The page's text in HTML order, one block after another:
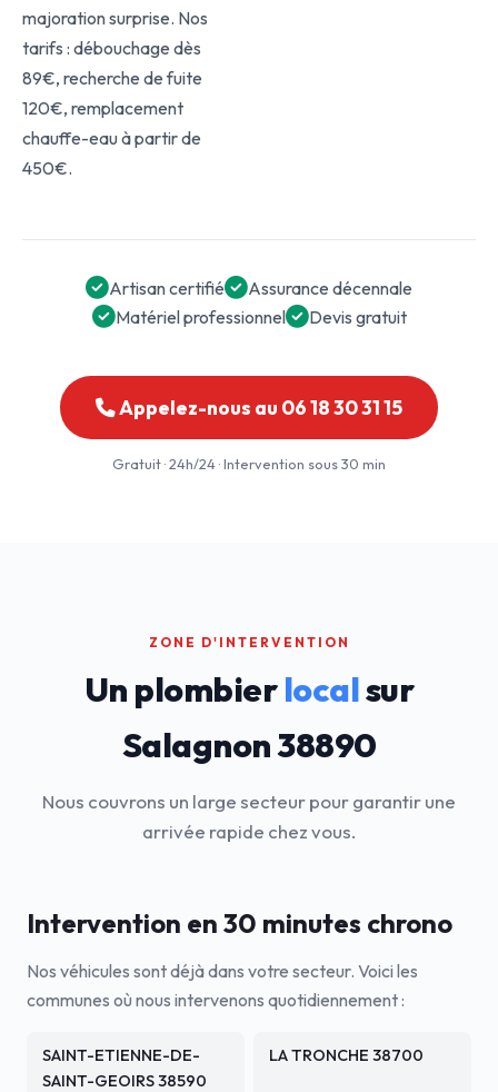
majoration surprise. Nos
tarifs : débouchage dès
89€, recherche de fuite
120€, remplacement
chauffe-eau à partir de
450€.
Artisan certifié
Assurance décennale
Matériel professionnel
Devis gratuit
Appelez-nous au 06 18 30 31 15
Gratuit · 24h/24 · Intervention sous 30 min
ZONE D'INTERVENTION
Un plombierlocalsur
Salagnon 38890
Nous couvrons un large secteur pour garantir une
arrivée rapide chez vous.
Intervention en 30 minutes chrono
Nos véhicules sont déjà dans votre secteur. Voici les
communes où nous intervenons quotidiennement :
SAINT-ETIENNE-DE-
SAINT-GEOIRS 38590
LA TRONCHE 38700